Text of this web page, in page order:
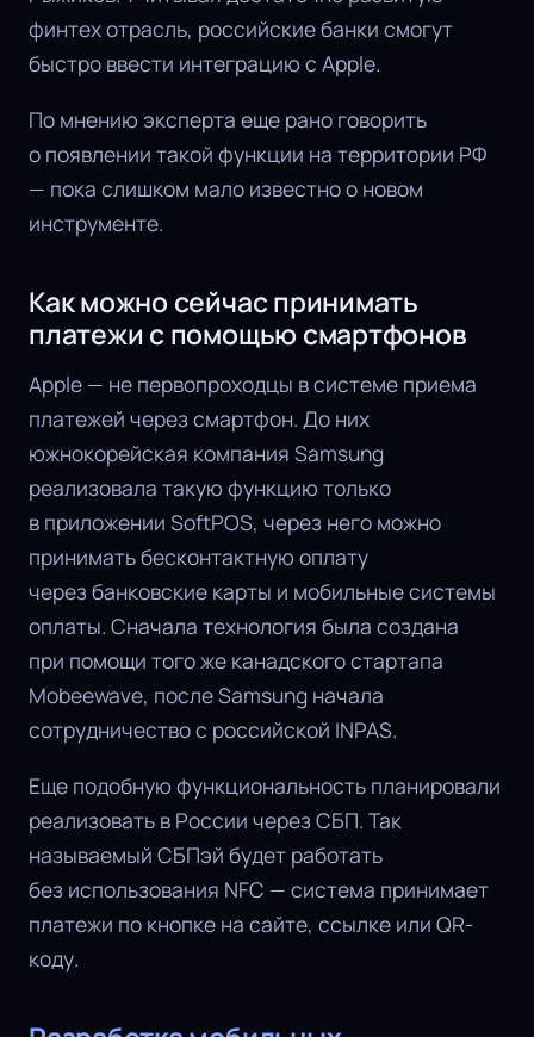
финтех отрасль, российские банки смогут
быстро ввести интеграцию с Apple.
По мнению эксперта еще рано говорить
о появлении такой функции на территории РФ
— пока слишком мало известно о новом
инструменте.
Как можно сейчас принимать
платежи с помощью смартфонов
Apple — не первопроходцы в системе приема
платежей через смартфон. До них
южнокорейская компания Samsung
реализовала такую функцию только
в приложении SoftPOS, через него можно
принимать бесконтактную оплату
через банковские карты и мобильные системы
оплаты. Сначала технология была создана
при помощи того же канадского стартапа
Mobeewave, после Samsung начала
сотрудничество с российской INPAS.
Еще подобную функциональность планировали
реализовать в России через СБП. Так
называемый СБПэй будет работать
без использования NFC — система принимает
платежи по кнопке на сайте, ссылке или QR-
коду.